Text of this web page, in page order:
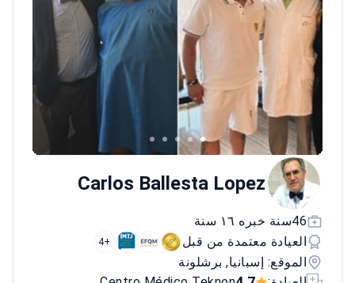
Carlos Ballesta Lopez
46سنة خبره ١٦ سنة
العيادة معتمدة من قبل
+4
الموقع: إسبانيا, برشلونة